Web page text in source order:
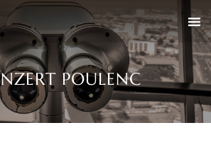
POULENC